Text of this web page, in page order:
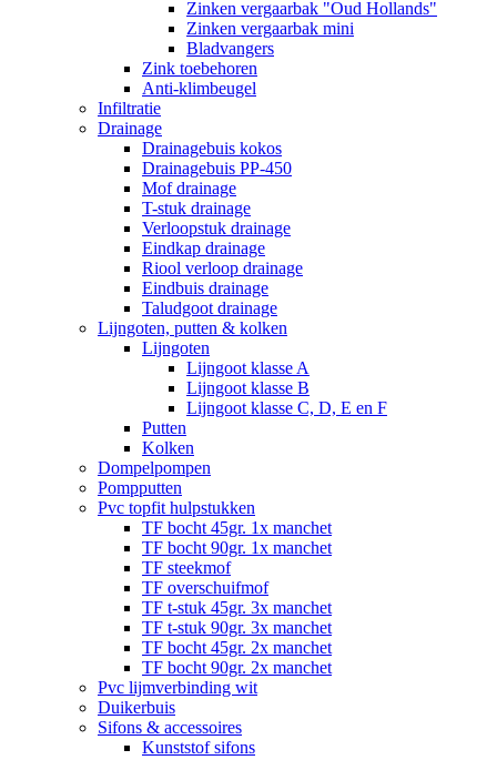
Zinken vergaarbak "Oud Hollands"
Zinken vergaarbak mini
Bladvangers
Zink toebehoren
Anti-klimbeugel
Infiltratie
Drainage
Drainagebuis kokos
Drainagebuis PP-450
Mof drainage
T-stuk drainage
Verloopstuk drainage
Eindkap drainage
Riool verloop drainage
Eindbuis drainage
Taludgoot drainage
Lijngoten, putten & kolken
Lijngoten
Lijngoot klasse A
Lijngoot klasse B
Lijngoot klasse C, D, E en F
Putten
Kolken
Dompelpompen
Pompputten
Pvc topfit hulpstukken
TF bocht 45gr. 1x manchet
TF bocht 90gr. 1x manchet
TF steekmof
TF overschuifmof
TF t-stuk 45gr. 3x manchet
TF t-stuk 90gr. 3x manchet
TF bocht 45gr. 2x manchet
TF bocht 90gr. 2x manchet
Pvc lijmverbinding wit
Duikerbuis
Sifons & accessoires
Kunststof sifons